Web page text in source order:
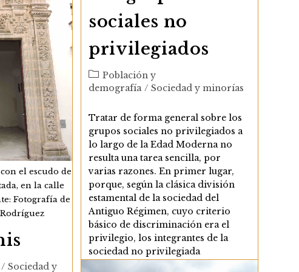
sociales no
privilegiados
Categoría
de
entrada:
Población y
demografía / Sociedad y minorías
Tratar de forma general sobre los
grupos sociales no privilegiados a
lo largo de la Edad Moderna no
resulta una tarea sencilla, por
varias razones. En primer lugar,
porque, según la clásica división
estamental de la sociedad del
Antiguo Régimen, cuyo criterio
básico de discriminación era el
privilegio, los integrantes de la
sociedad no privilegiada
el escudo de
en la calle
Fotografía de
/ Sociedad y